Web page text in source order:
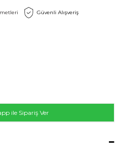
Güvenli Alışveriş
ile Sipariş Ver